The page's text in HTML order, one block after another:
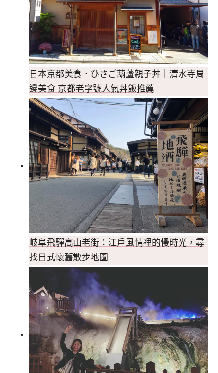
日本京都美食．ひさご葫蘆親子丼｜清水寺周
邊美食 京都老字號人氣丼飯推薦
岐阜飛驒高山老街：江戶風情裡的慢時光，尋
找日式懷舊散步地圖